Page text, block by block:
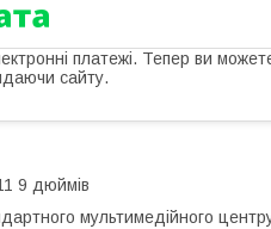
платежі. Тепер ви
сайту.
9 дюймів
мультимедійного